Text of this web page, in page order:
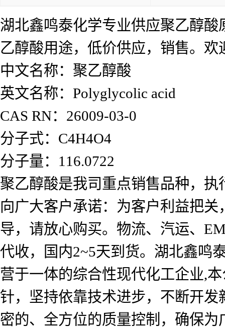
湖北鑫鸣泰化学专业供应聚乙醇
乙醇酸用途，低价供应，销售。
中文名称：聚乙醇酸
英文名称：Polyglycolic acid
CAS RN：26009-03-0
分子式：C4H4O4
分子量：116.0722
聚乙醇酸是我司重点销售品种，
向广大客户承诺：为客户利益把
导，请放心购买。物流、汽运、
代收，国内2~5天到货。湖北鑫鸣
营于一体的综合性现代化工企业,
针，坚持依靠技术进步，不断开
密的、全方位的质量控制，确保